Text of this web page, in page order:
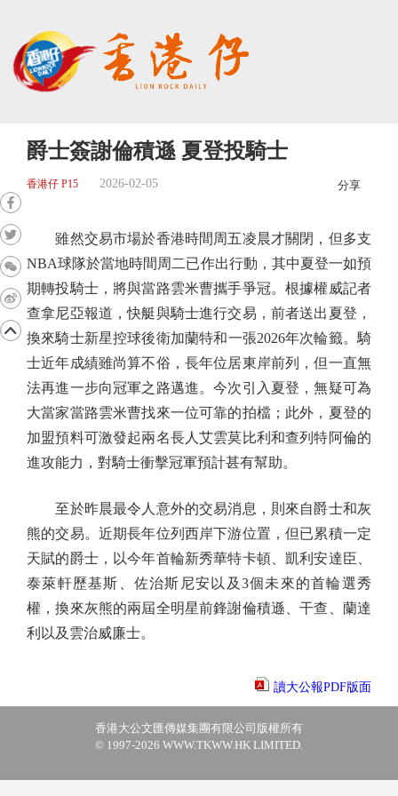
爵士簽謝倫積遜 夏登投騎士
香港仔 P15 2026-02-05 分享
雖然交易市場於香港時間周五凌晨才關閉，但多支
NBA球隊於當地時間周二已作出行動，其中夏登一如預
期轉投騎士，將與當路雲米曹攜手爭冠。根據權威記者
查拿尼亞報道，快艇與騎士進行交易，前者送出夏登，
換來騎士新星控球後衛加蘭特和一張2026年次輪籤。騎
士近年成績雖尚算不俗，長年位居東岸前列，但一直無
法再進一步向冠軍之路邁進。今次引入夏登，無疑可為
大當家當路雲米曹找來一位可靠的拍檔；此外，夏登的
加盟預料可激發起兩名長人艾雲莫比利和查列特阿倫的
進攻能力，對騎士衝擊冠軍預計甚有幫助。
至於昨晨最令人意外的交易消息，則來自爵士和灰
熊的交易。近期長年位列西岸下游位置，但已累積一定
天賦的爵士，以今年首輪新秀華特卡頓、凱利安達臣、
泰萊軒歷基斯、佐治斯尼安以及3個未來的首輪選秀
權，換來灰熊的兩屆全明星前鋒謝倫積遜、干查、蘭達
利以及雲治威廉士。
讀大公報PDF版面
香港大公文匯傳媒集團有限公司版權所有
© 1997-2026 WWW.TKWW.HK LIMITED.